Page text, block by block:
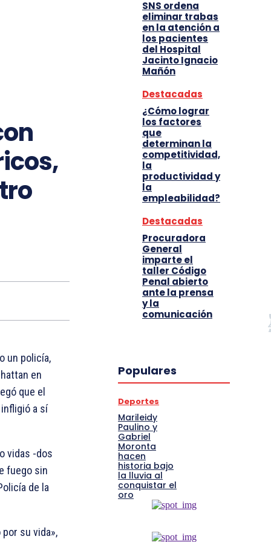
un policía,
en
que el
a sí
vidas -dos
fuego sin
de la
su vida»,
SNS ordena
eliminar trabas
en la atención a
los pacientes
del Hospital
Jacinto Ignacio
Mañón
Destacadas
¿Cómo lograr
los factores
que
determinan la
competitividad,
la
productividad y
la
empleabilidad?
Destacadas
Procuradora
General
imparte el
taller Código
Penal abierto
ante la prensa
y la
comunicación
Populares
Deportes
Marileidy
Paulino y
Gabriel
Moronta
hacen
historia bajo
la lluvia al
conquistar el
oro